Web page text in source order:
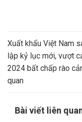
Xuất khẩu Việt Nam
lập kỷ lục mới, vượt
2024 bất chấp rào
quan
Bài viết liên